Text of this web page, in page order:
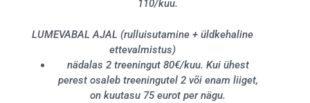
110/kuu.
LUMEVABAL AJAL (rulluisutamine + üldkehaline
ettevalmistus)
nädalas 2 treeningut 80€/kuu. Kui ühest
perest osaleb treeningutel 2 või enam liiget,
on kuutasu 75 eurot per nägu.